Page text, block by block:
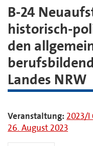
B-24
historisch-
den
Landes NRW
Veranstaltung: 2023/I
26. August 2023